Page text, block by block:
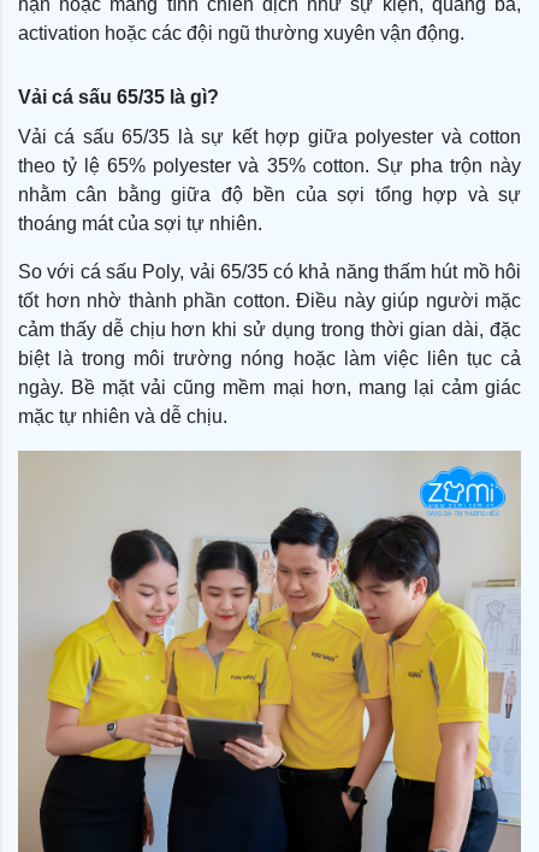
hạn hoặc mang tính chiến dịch như sự kiện, quảng bá,
activation hoặc các đội ngũ thường xuyên vận động.
Vải cá sấu 65/35 là gì?
Vải cá sấu 65/35 là sự kết hợp giữa polyester và cotton
theo tỷ lệ 65% polyester và 35% cotton. Sự pha trộn này
nhằm cân bằng giữa độ bền của sợi tổng hợp và sự
thoáng mát của sợi tự nhiên.
So với cá sấu Poly, vải 65/35 có khả năng thấm hút mồ hôi
tốt hơn nhờ thành phần cotton. Điều này giúp người mặc
cảm thấy dễ chịu hơn khi sử dụng trong thời gian dài, đặc
biệt là trong môi trường nóng hoặc làm việc liên tục cả
ngày. Bề mặt vải cũng mềm mại hơn, mang lại cảm giác
mặc tự nhiên và dễ chịu.